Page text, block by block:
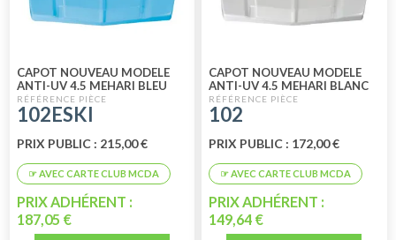
CAPOT NOUVEAU MODELE
ANTI-UV 4.5 MEHARI BLEU
ESKI
102ESKI
PRIX PUBLIC : 215,00 €
PRIX ADHÉRENT :
187,05 €
CAPOT NOUVEAU MODELE
ANTI-UV 4.5 MEHARI BLANC
102
PRIX PUBLIC : 172,00 €
PRIX ADHÉRENT :
149,64 €